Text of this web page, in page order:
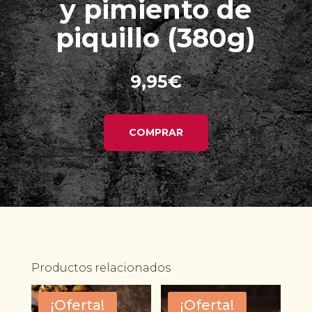
y pimiento de
piquillo (380g)
9,95€
COMPRAR
Productos relacionados
¡Oferta! ¡Oferta!